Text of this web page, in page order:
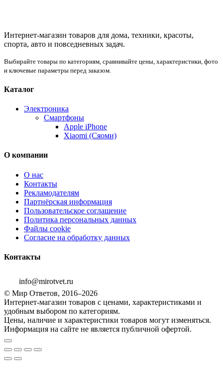
Интернет-магазин товаров для дома, техники, красоты,
спорта, авто и повседневных задач.
Выбирайте товары по категориям, сравнивайте цены, характеристики, фото
и ключевые параметры перед заказом.
Каталог
Электроника
Смартфоны
Apple iPhone
Xiaomi (Сяоми)
О компании
О нас
Контакты
Рекламодателям
Партнёрская информация
Пользовательское соглашение
Политика персональных данных
Файлы cookie
Согласие на обработку данных
Контакты
info@mirotvet.ru
© Мир Ответов, 2016–2026
Интернет-магазин товаров с ценами, характеристиками и
удобным выбором по категориям.
Цены, наличие и характеристики товаров могут изменяться.
Информация на сайте не является публичной офертой.